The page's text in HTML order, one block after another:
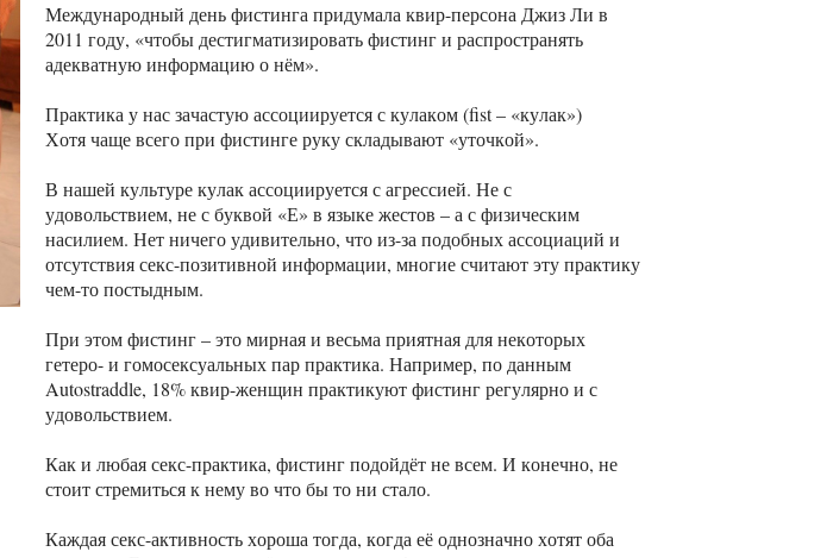
Международный день фистинга придумала квир-персона Джиз Ли в
2011 году, «чтобы дестигматизировать фистинг и распространять
адекватную информацию о нём».
Практика у нас зачастую ассоциируется с кулаком (fist – «кулак»)
Хотя чаще всего при фистинге руку складывают «уточкой».
В нашей культуре кулак ассоциируется с агрессией. Не с
удовольствием, не с буквой «Е» в языке жестов – а с физическим
насилием. Нет ничего удивительно, что из-за подобных ассоциаций и
отсутствия секс-позитивной информации, многие считают эту практику
чем-то постыдным.
При этом фистинг – это мирная и весьма приятная для некоторых
гетеро- и гомосексуальных пар практика. Например, по данным
Autostraddle, 18% квир-женщин практикуют фистинг регулярно и с
удовольствием.
Как и любая секс-практика, фистинг подойдёт не всем. И конечно, не
стоит стремиться к нему во что бы то ни стало.
Каждая секс-активность хороша тогда, когда её однозначно хотят оба